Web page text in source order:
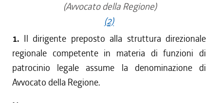
(Avvocato della Regione)
(2)
1. Il dirigente preposto alla struttura direzionale
regionale competente in materia di funzioni di
patrocinio legale assume la denominazione di
Avvocato della Regione.